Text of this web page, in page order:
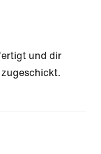
und dir